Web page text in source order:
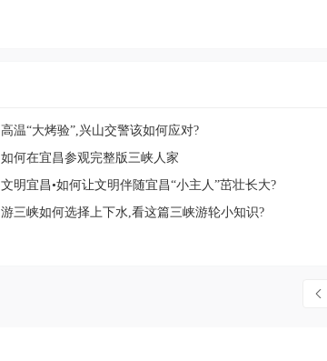
高温“大烤验”,兴山交警该如何应对?
如何在宜昌参观完整版三峡人家
文明宜昌•如何让文明伴随宜昌“小主人”茁壮长大?
游三峡如何选择上下水,看这篇三峡游轮小知识?